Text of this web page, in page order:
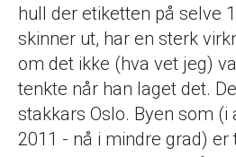
hull der etiketten på selve
skinner ut, har en sterk
om det ikke (hva vet jeg)
tenkte når han laget det.
stakkars Oslo. Byen som (i
2011 - nå i mindre grad)